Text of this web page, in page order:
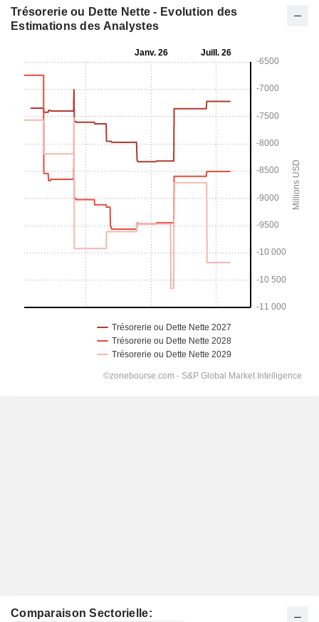
Trésorerie ou Dette Nette - Evolution des
Estimations des Analystes
Comparaison Sectorielle: